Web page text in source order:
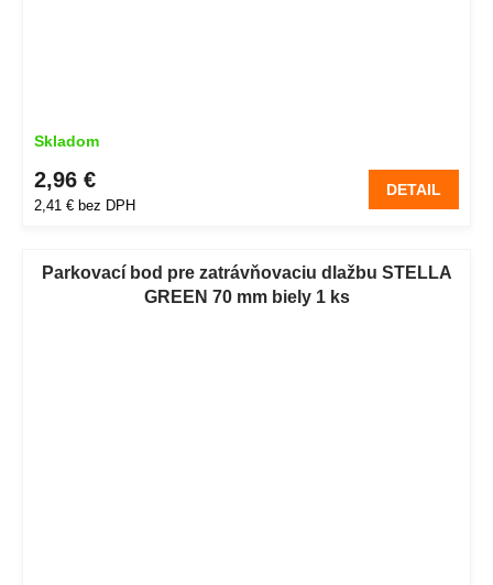
Skladom
2,41 € bez DPH
2,96 € DETAIL
Parkovací bod pre zatrávňovaciu dlažbu STELLA
GREEN 70 mm biely 1 ks